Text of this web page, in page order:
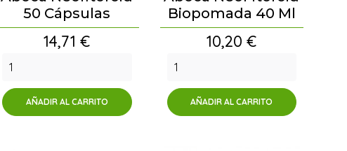
50 Cápsulas
Precio
14,71 €
AÑADIR AL CARRITO
Biopomada 40 Ml
Precio
10,20 €
AÑADIR AL CARRITO